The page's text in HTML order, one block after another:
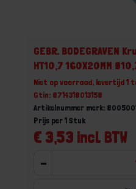
GEBR. BODEGRAVEN
HT10,7 160X20MM
Niet op voorraad, levertijd 1
Gtin: 8714318013158
Artikelnummer merk:
€ 3,53 incl. BTW
Prijs per 1 Stuk
-